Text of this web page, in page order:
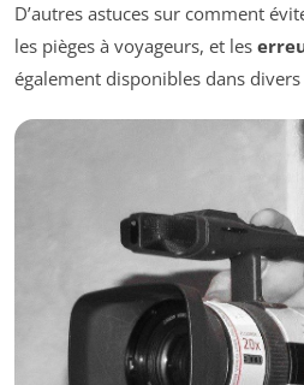
D’autres astuces sur comment
les pièges à voyageurs, et les
également disponibles dans